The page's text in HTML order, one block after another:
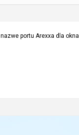
portu Arexxa dla okna